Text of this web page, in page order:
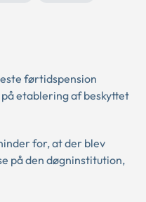
førtidspension
etablering af beskyttet
for, at der blev
på den døgninstitution,